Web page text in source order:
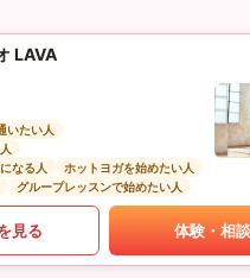
LAVA
いたい人
なる人
ホットヨガを始めたい人
グループレッスンで始めたい人
見る 体験・相